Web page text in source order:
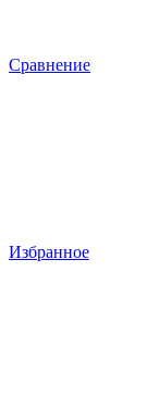
Сравнение
Избранное